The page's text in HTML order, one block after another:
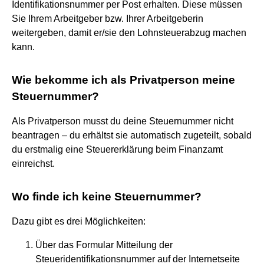
Identifikationsnummer per Post erhalten. Diese müssen
Sie Ihrem Arbeitgeber bzw. Ihrer Arbeitgeberin
weitergeben, damit er/sie den Lohnsteuerabzug machen
kann.
Wie bekomme ich als Privatperson meine
Steuernummer?
Als Privatperson musst du deine Steuernummer nicht
beantragen – du erhältst sie automatisch zugeteilt, sobald
du erstmalig eine Steuererklärung beim Finanzamt
einreichst.
Wo finde ich keine Steuernummer?
Dazu gibt es drei Möglichkeiten:
Über das Formular Mitteilung der
Steueridentifikationsnummer auf der Internetseite